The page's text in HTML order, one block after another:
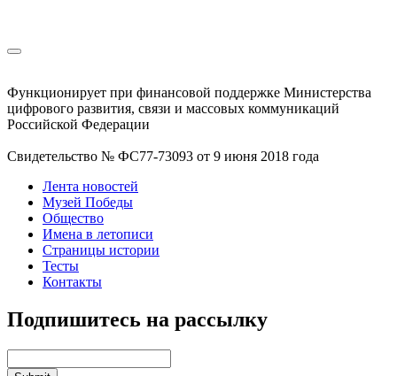
Функционирует при финансовой поддержке Министерства
цифрового развития, связи и массовых коммуникаций
Российской Федерации
Свидетельство № ФС77-73093 от 9 июня 2018 года
Лента новостей
Музей Победы
Общество
Имена в летописи
Страницы истории
Тесты
Контакты
Подпишитесь на рассылку